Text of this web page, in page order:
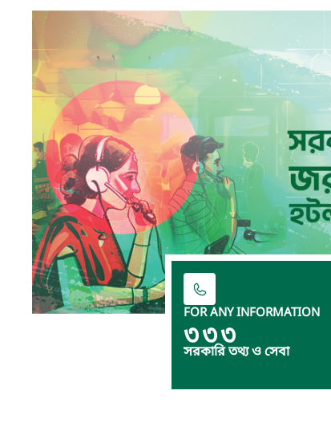
FOR ANY INFORMATION
৩৩৩
সরকারি তথ্য ও সেবা